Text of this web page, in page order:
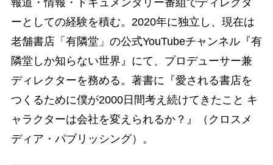
報道・情報・ドキュメンタリー番組でディレクタ
ーとしての経験を積む。2020年に独立し、現在は
老舗書店「有隣堂」の公式YouTubeチャンネル『有
隣堂しか知らない世界』にて、プロデューサー兼
ディレクターを務める。著書に『愛される書店を
つくるために僕が2000日間考え続けてきたこと キ
ャラクターは会社を変えられるか？』（クロスメ
ディア・パブリッシング）。